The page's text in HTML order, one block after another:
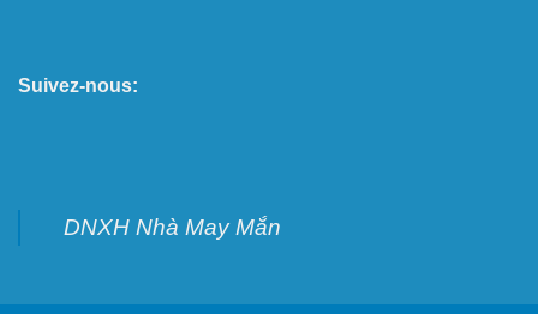
Suivez-nous:
DNXH Nhà May Mắn